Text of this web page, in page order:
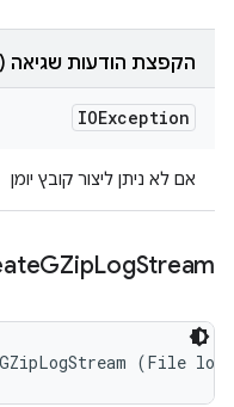
הקפצת הודעות שגיאה (throw)
IOException
אם לא ניתן ליצור קובץ יומן
GZipLogStream
(File